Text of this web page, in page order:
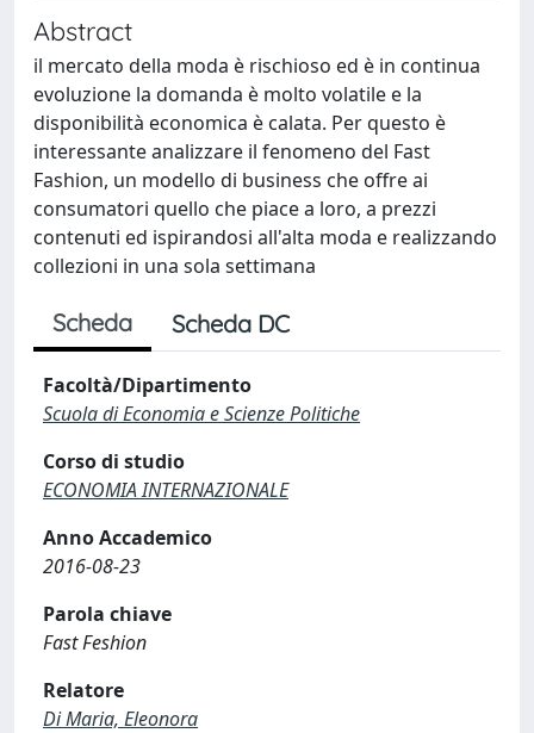
Abstract
il mercato della moda è rischioso ed è in continua
evoluzione la domanda è molto volatile e la
disponibilità economica è calata. Per questo è
interessante analizzare il fenomeno del Fast
Fashion, un modello di business che offre ai
consumatori quello che piace a loro, a prezzi
contenuti ed ispirandosi all'alta moda e realizzando
collezioni in una sola settimana
Scheda Scheda DC
Facoltà/Dipartimento
Scuola di Economia e Scienze Politiche
Corso di studio
ECONOMIA INTERNAZIONALE
Anno Accademico
2016-08-23
Parola chiave
Fast Feshion
Relatore
Di Maria, Eleonora